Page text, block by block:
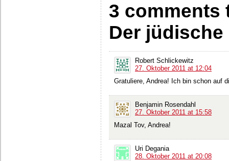
3 comments
Der
Robert Schlickewitz
27. Oktober 2011 at 12:04
Gratuliere, Andrea! Ich bin schon auf
Benjamin Rosendahl
27. Oktober 2011 at 15:58
Mazal Tov, Andrea!
Uri Degania
28. Oktober 2011 at 20:08